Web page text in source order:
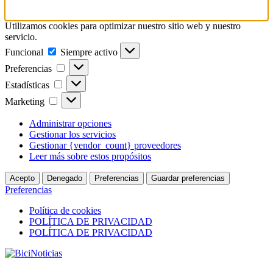
Utilizamos cookies para optimizar nuestro sitio web y nuestro
servicio.
Funcional
Funcional
Siempre activo
Preferencias
Preferencias
Estadísticas Estadísticas
Marketing Marketing
Administrar opciones
Gestionar los servicios
Gestionar {vendor_count} proveedores
Leer más sobre estos propósitos
Acepto Denegado Preferencias Guardar preferencias
Preferencias
Política de cookies
POLÍTICA DE PRIVACIDAD
POLÍTICA DE PRIVACIDAD